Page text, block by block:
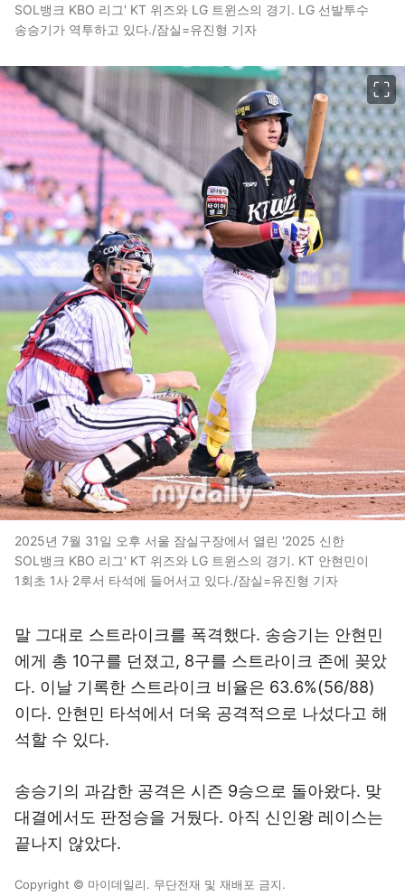
SOL뱅크 KBO 리그' KT 위즈와 LG 트윈스의 경기. LG 선발투수
송승기가 역투하고 있다./잠실=유진형 기자
2025년 7월 31일 오후 서울 잠실구장에서 열린 '2025 신한
SOL뱅크 KBO 리그' KT 위즈와 LG 트윈스의 경기. KT 안현민이
1회초 1사 2루서 타석에 들어서고 있다./잠실=유진형 기자
말 그대로 스트라이크를 폭격했다. 송승기는 안현민
에게 총 10구를 던졌고, 8구를 스트라이크 존에 꽂았
다. 이날 기록한 스트라이크 비율은 63.6%(56/88)
이다. 안현민 타석에서 더욱 공격적으로 나섰다고 해
석할 수 있다.
송승기의 과감한 공격은 시즌 9승으로 돌아왔다. 맞
대결에서도 판정승을 거뒀다. 아직 신인왕 레이스는
끝나지 않았다.
Copyright © 마이데일리. 무단전재 및 재배포 금지.